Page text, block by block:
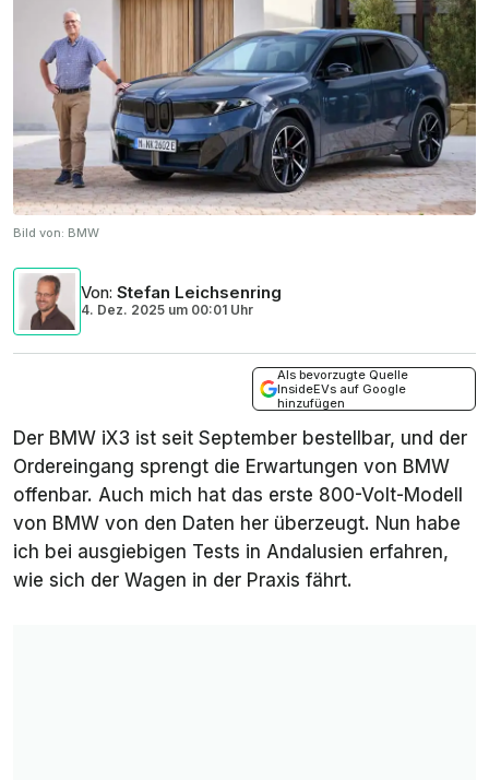
Bild von: BMW
Von: Stefan Leichsenring
4. Dez. 2025 um 00:01 Uhr
Als bevorzugte Quelle
InsideEVs auf Google
hinzufügen
Der BMW iX3 ist seit September bestellbar, und der
Ordereingang sprengt die Erwartungen von BMW
offenbar. Auch mich hat das erste 800-Volt-Modell
von BMW von den Daten her überzeugt. Nun habe
ich bei ausgiebigen Tests in Andalusien erfahren,
wie sich der Wagen in der Praxis fährt.